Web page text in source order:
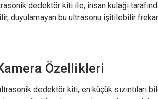
dedektör kiti ile, insan kulağı
duyulamayan bu ultrasonu işitilebilir
Özellikleri
dedektör kiti, en küçük sızıntıları